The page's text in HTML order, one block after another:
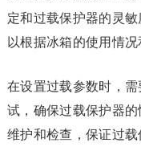
定和过载保护器的灵
以根据冰箱的使用情
在设置过载参数时，
试，确保过载保护器
维护和检查，保证过载